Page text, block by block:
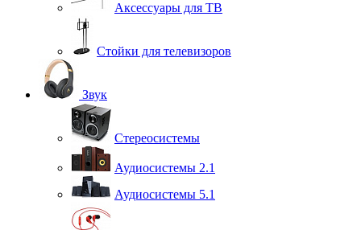
Аксессуары для ТВ
Стойки для телевизоров
Звук
Стереосистемы
Аудиосистемы 2.1
Аудиосистемы 5.1